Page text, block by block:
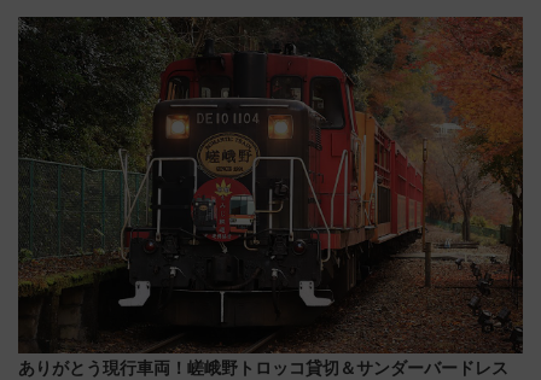
客室」や海鮮丼が人気の朝食ビ
ュッフェを現地レポ
を食べ比べ【7月25日・26日開
催】
ありがとう現行車両！嵯峨野トロッコ貸切＆サンダーバードレス